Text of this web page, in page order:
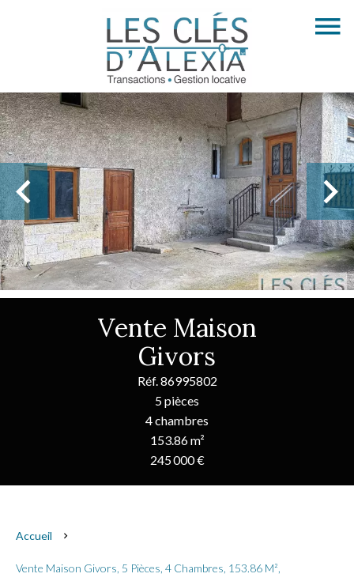
Vente Maison
Givors
Réf. 86995802
5 pièces
4 chambres
153.86 m²
245 000 €
Accueil
Vente Maison Givors, 5 Pièces, 4 Chambres, 153.86 M²,